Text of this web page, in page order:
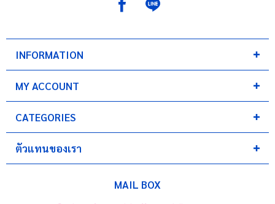
INFORMATION
MY ACCOUNT
CATEGORIES
ตัวแทนของเรา
MAIL BOX